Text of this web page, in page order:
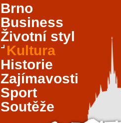
Brno
Business
Životní styl
Kultura
Historie
Zajímavosti
Sport
Soutěže